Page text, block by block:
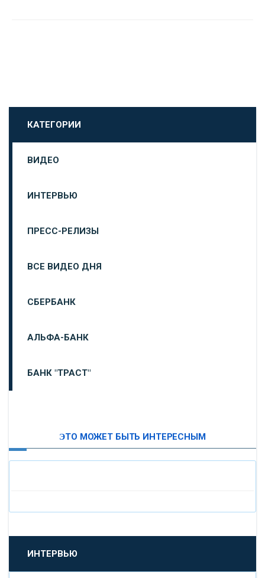
КАТЕГОРИИ
ВИДЕО
ИНТЕРВЬЮ
ПРЕСС-РЕЛИЗЫ
ВСЕ ВИДЕО ДНЯ
СБЕРБАНК
АЛЬФА-БАНК
БАНК "ТРАСТ"
«БАНК САНКТ-ПЕТЕРБУРГ»
«ПРОМСВЯЗЬБАНК»
ЭТО МОЖЕТ БЫТЬ ИНТЕРЕСНЫМ
ИНТЕРВЬЮ